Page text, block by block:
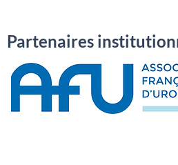
Partenaires